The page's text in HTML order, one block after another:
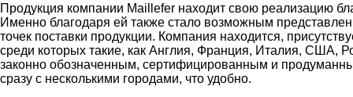
Продукция компании Maillefer находит свою реализацию
Именно благодаря ей также стало возможным
точек поставки продукции. Компания находится,
среди которых такие, как Англия, Франция, Италия, США,
законно обозначенным, сертифицированным и
сразу с несколькими городами, что удобно.